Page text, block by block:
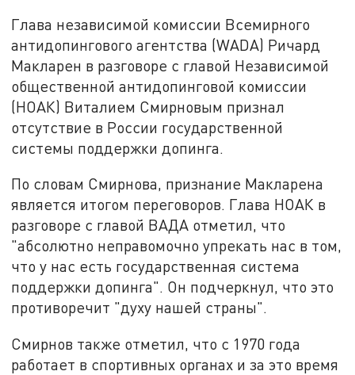
Глава независимой комиссии Всемирного
антидопингового агентства (WADA) Ричард
Макларен в разговоре с главой Независимой
общественной антидопинговой комиссии
(НОАК) Виталием Смирновым признал
отсутствие в России государственной
системы поддержки допинга.
По словам Смирнова, признание Макларена
является итогом переговоров. Глава НОАК в
разговоре с главой ВАДА отметил, что
"абсолютно неправомочно упрекать нас в том,
что у нас есть государственная система
поддержки допинга". Он подчеркнул, что это
противоречит "духу нашей страны".
Смирнов также отметил, что с 1970 года
работает в спортивных органах и за это время